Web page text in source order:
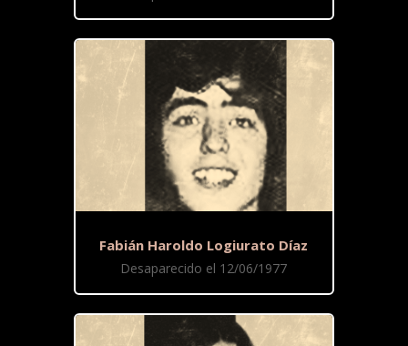
Fabián Haroldo Logiurato Díaz
Desaparecido el 12/06/1977